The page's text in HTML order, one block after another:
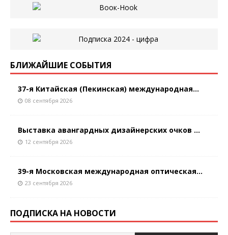
БЛИЖАЙШИЕ СОБЫТИЯ
37-я Китайская (Пекинская) международная...
08 сентября 2026
Выставка авангардных дизайнерских очков ...
12 сентября 2026
39-я Московская международная оптическая...
23 сентября 2026
ПОДПИСКА НА НОВОСТИ